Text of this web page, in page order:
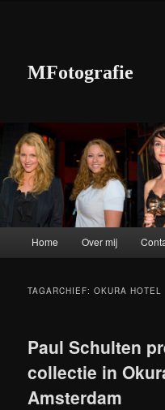
MFotografie
Spring naar de primaire
Spring naar de secundaire
Home Over mij
TAGARCHIEF:OKURA HOTEL
Paul Schulten
collectie in
Amsterdam